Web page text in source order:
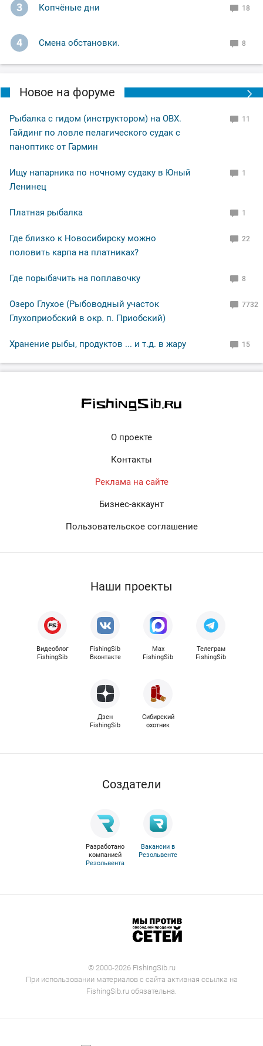
3 Копчёные дни 18
4 Смена обстановки. 8
Новое на форуме
Рыбалка с гидом (инструктором) на ОВХ.
Гайдинг по ловле пелагического судак с
паноптикс от Гармин
11
Ищу напарника по ночному судаку в Юный
Ленинец
1
Платная рыбалка 1
Где близко к Новосибирску можно
половить карпа на платниках?
22
Где порыбачить на поплавочку 8
Озеро Глухое (Рыбоводный участок
Глухоприобский в окр. п. Приобский)
7732
Хранение рыбы, продуктов ... и т.д. в жару 15
О проекте
Контакты
Реклама на сайте
Бизнес-аккаунт
Пользовательское соглашение
Наши проекты
Видеоблог
FishingSib
FishingSib
Вконтакте
Max
FishingSib
Телеграм
FishingSib
Дзен
FishingSib
Сибирский
охотник
Cоздатели
Разработано
компанией
Резольвента
Вакансии в
Резольвенте
© 2000-2026 FishingSib.ru
При использовании материалов с сайта активная ссылка на
FishingSib.ru обязательна.